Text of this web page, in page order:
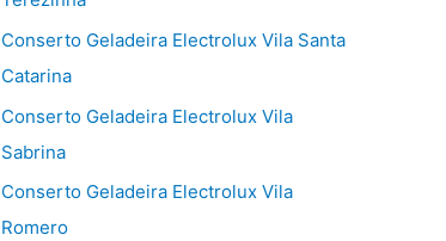
Conserto Geladeira Electrolux Vila Santa
Catarina
Conserto Geladeira Electrolux Vila
Sabrina
Conserto Geladeira Electrolux Vila
Romero